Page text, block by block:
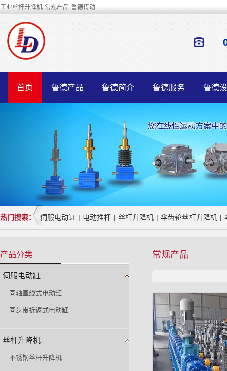
工业丝杆升降机-常规产品-鲁德传动
首页 鲁德产品 鲁德简介 鲁德服务 鲁德
热门搜索： 伺服电动缸 | 电动推杆 | 丝杆升降机 | 伞齿轮丝杆升降机 |
常规产品
产品分类
伺服电动缸
同轴直线式电动缸
同步带折返式电动缸
丝杆升降机
不锈钢丝杆升降机